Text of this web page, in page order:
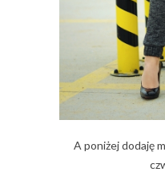
A poniżej dodaję